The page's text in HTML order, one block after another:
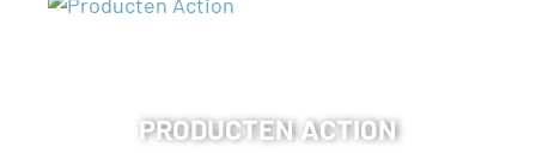
PRODUCTEN ACTION